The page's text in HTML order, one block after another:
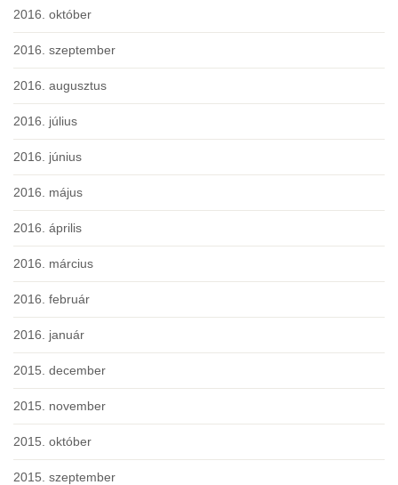
2016. október
2016. szeptember
2016. augusztus
2016. július
2016. június
2016. május
2016. április
2016. március
2016. február
2016. január
2015. december
2015. november
2015. október
2015. szeptember